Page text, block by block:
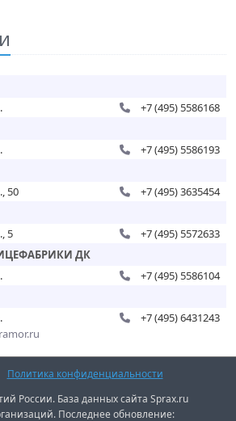
+7 (495) 5586168
+7 (495) 5586193
50
+7 (495) 3635454
5
+7 (495) 5572633
ДК
+7 (495) 5586104
+7 (495) 6431243
Политика конфиденциальности
России. База данных сайта Sprax.ru
Последнее обновление: